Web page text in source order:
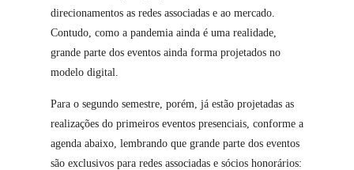
direcionamentos as redes associadas e ao mercado.
Contudo, como a pandemia ainda é uma realidade,
grande parte dos eventos ainda forma projetados no
modelo digital.
Para o segundo semestre, porém, já estão projetadas as
realizações do primeiros eventos presenciais, conforme a
agenda abaixo, lembrando que grande parte dos eventos
são exclusivos para redes associadas e sócios honorários: